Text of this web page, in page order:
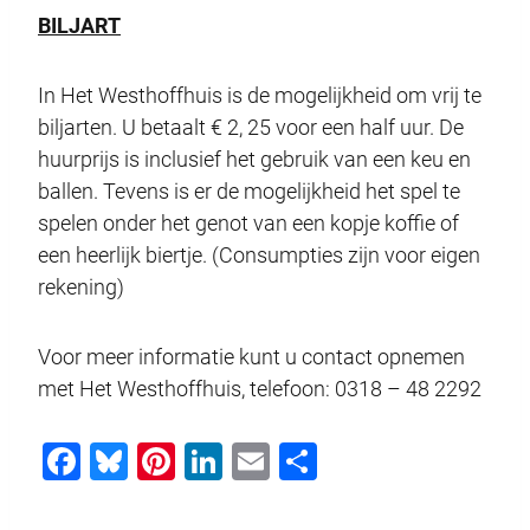
BILJART
In Het Westhoffhuis is de mogelijkheid om vrij te
biljarten. U betaalt € 2, 25 voor een half uur. De
huurprijs is inclusief het gebruik van een keu en
ballen. Tevens is er de mogelijkheid het spel te
spelen onder het genot van een kopje koffie of
een heerlijk biertje. (Consumpties zijn voor eigen
rekening)
Voor meer informatie kunt u contact opnemen
met Het Westhoffhuis, telefoon: 0318 – 48 2292
F
Bl Pi Li
E